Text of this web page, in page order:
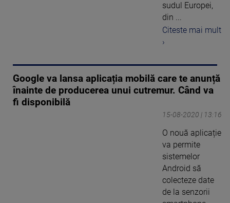
sudul Europei,
din ...
Citeste mai mult
›
Google va lansa aplicația mobilă care te anunță
înainte de producerea unui cutremur. Când va
fi disponibilă
15-08-2020 | 13:16
O nouă aplicație
va permite
sistemelor
Android să
colecteze date
de la senzorii